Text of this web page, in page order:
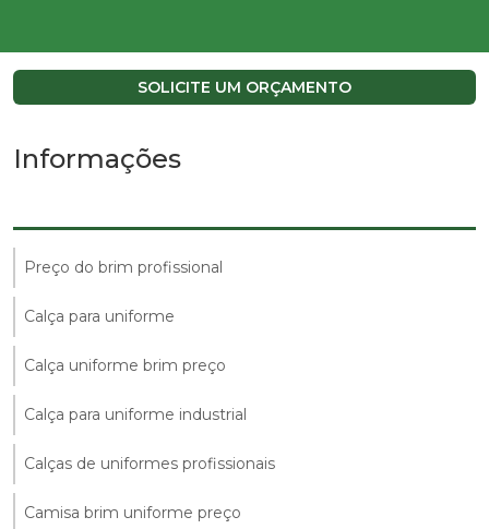
SOLICITE UM ORÇAMENTO
Informações
Preço do brim profissional
Calça para uniforme
Calça uniforme brim preço
Calça para uniforme industrial
Calças de uniformes profissionais
Camisa brim uniforme preço